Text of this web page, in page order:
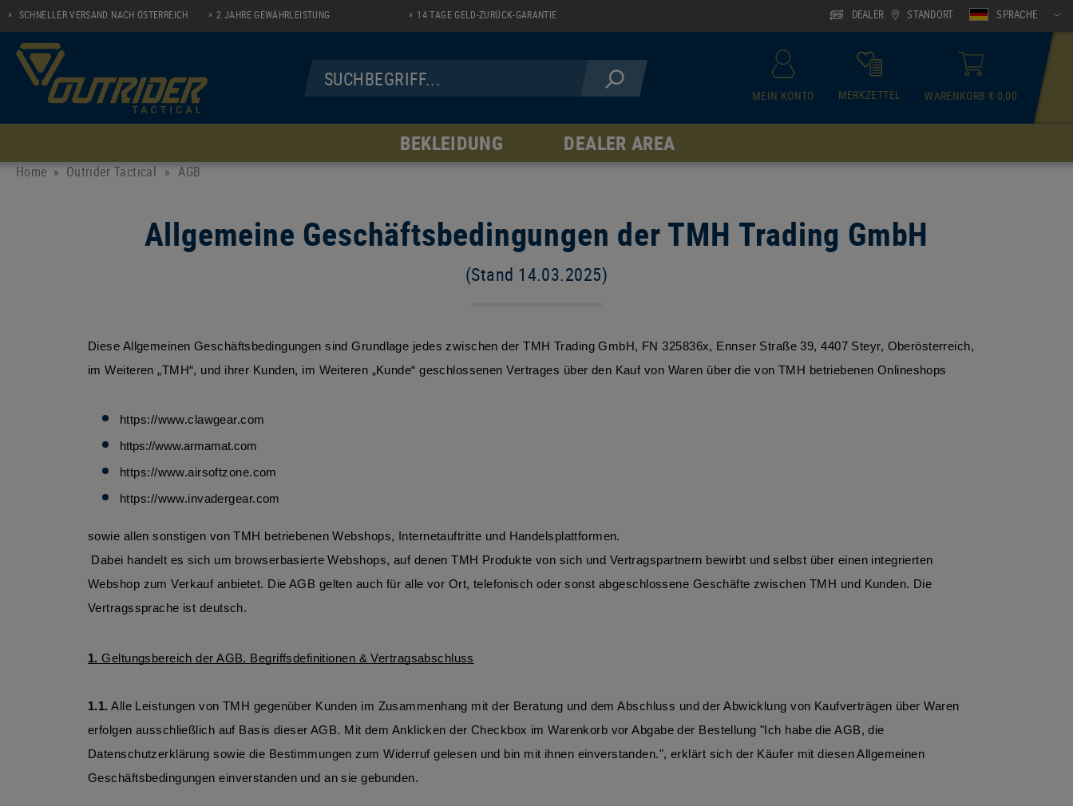
SCHNELLER VERSAND NACH ÖSTERREICH 2 JAHRE GEWÄHRLEISTUNG 14 TAGE GELD-ZURÜCK-GARANTIE DEALER STANDORT SPRACHE
MEIN KONTO MERKZETTEL WARENKORB € 0,00
BEKLEIDUNG DEALER AREA
UNTERWÄSCHE
Performance Line
Polo
Softshell Line
Hardshell Line
Windblock Line
Home Outrider Tactical » AGB
Allgemeine Geschäftsbedingungen der TMH Trading GmbH
(Stand 14.03.2025)
Diese Allgemeinen Geschäftsbedingungen sind Grundlage jedes zwischen der TMH Trading GmbH, FN 325836x, Ennser Straße 39, 4407 Steyr, Oberösterreich,
im Weiteren „TMH“, und ihrer Kunden, im Weiteren „Kunde“ geschlossenen Vertrages über den Kauf von Waren über die von TMH betriebenen Onlineshops
https://www.clawgear.com
https://www.armamat.com
https://www.airsoftzone.com
https://www.invadergear.com
sowie allen sonstigen von TMH betriebenen Webshops, Internetauftritte und Handelsplattformen.
Webshop zum Verkauf anbietet. Die AGB gelten auch für alle vor Ort, telefonisch oder sonst abgeschlossene Geschäfte zwischen TMH und Kunden. Die
Vertragssprache ist deutsch.
1. Geltungsbereich der AGB, Begriffsdefinitionen & Vertragsabschluss
1.1. Alle Leistungen von TMH gegenüber Kunden im Zusammenhang mit der Beratung und dem Abschluss und der Abwicklung von Kaufverträgen über Waren
erfolgen ausschließlich auf Basis dieser AGB. Mit dem Anklicken der Checkbox im Warenkorb vor Abgabe der Bestellung "Ich habe die AGB, die
Datenschutzerklärung sowie die Bestimmungen zum Widerruf gelesen und bin mit ihnen einverstanden.", erklärt sich der Käufer mit diesen Allgemeinen
Geschäftsbedingungen einverstanden und an sie gebunden.